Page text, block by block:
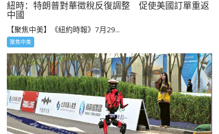
紐時：特朗普對華徵稅反復調整 促使美國訂單重返
中國
【聚焦中美】《紐約時報》7月29...
聚焦中美